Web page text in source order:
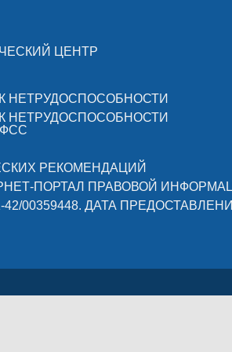
ЦЕНТР
НЕТРУДОСПОСОБНОСТИ
НЕТРУДОСПОСОБНОСТИ
РЕКОМЕНДАЦИЙ
ПОРТАЛ ПРАВОВОЙ
00359448. ДАТА